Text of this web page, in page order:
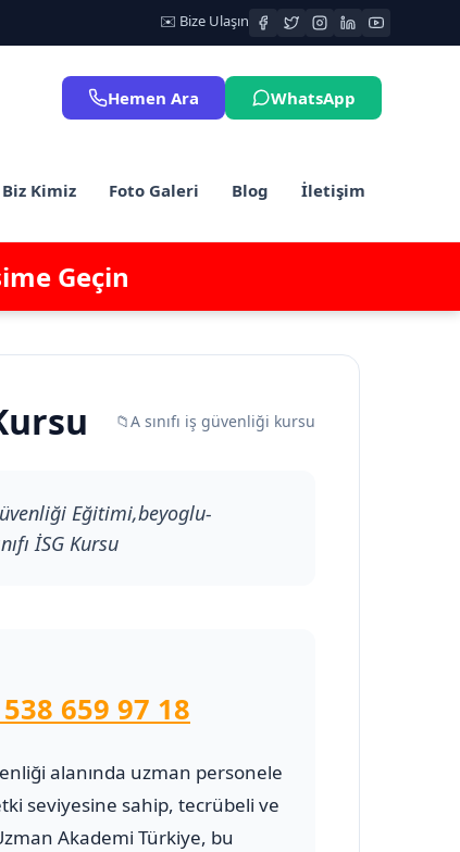
✉️ Bize Ulaşın
Biz Kimiz Foto Galeri Blog İletişim
Hemen Ara WhatsApp
Geçin
📁A sınıfı iş güvenliği kursu
Eğitimi,beyoglu-
İSG Kursu
659 97 18
alanında uzman personele
seviyesine sahip, tecrübeli ve
Akademi Türkiye, bu